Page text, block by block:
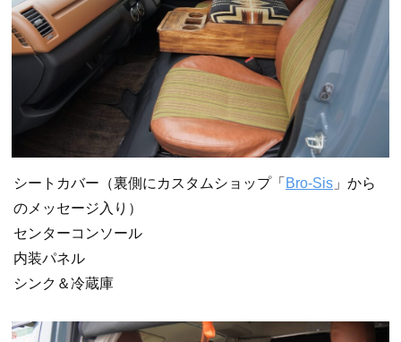
シートカバー（裏側にカスタムショップ「 Bro-Sis 」から
のメッセージ入り）
センターコンソール
内装パネル
シンク＆冷蔵庫